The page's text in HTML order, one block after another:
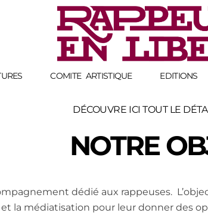
COMITE ARTISTIQUE EDITIONS
DÉCOUVRE ICI TOUT LE
NOTRE
dédié aux rappeuses.